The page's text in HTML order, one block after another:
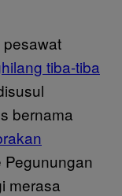
tiba-tiba
bernama
Pegunungan
merasa